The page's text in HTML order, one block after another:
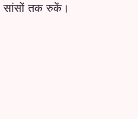
सांसों तक रुकें।